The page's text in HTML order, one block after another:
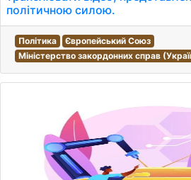
політичною силою.
Політика
Європейський Союз
Міністерство закордонних справ